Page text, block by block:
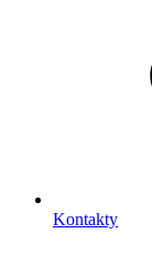
Kontakty